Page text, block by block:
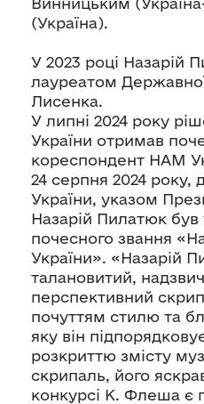
(Україна).
У 2023 році Назарій
лауреатом
Лисенка.
У липні 2024 року
України отримав
кореспондент НАМ
24 серпня 2024 року,
України, указом
Назарій Пилатюк був
почесного звання
України». «Назарій
талановитий,
перспективний
почуттям стилю та
яку він
розкриттю змісту
скрипаль, його
конкурсі К. Флеша є